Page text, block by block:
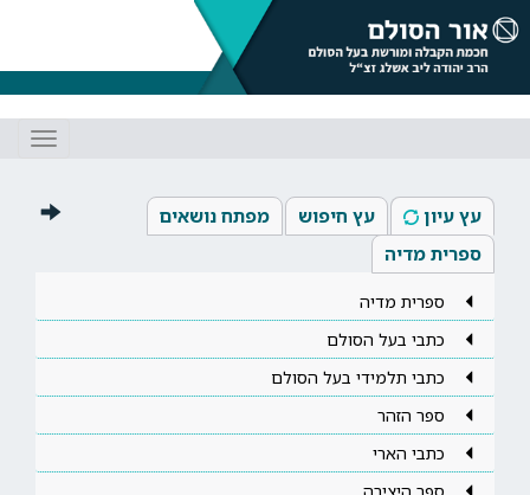
עץ עיון עץ חיפוש
מפתח נושאים
ספרית מדיה
ספרית מדיה
כתבי בעל הסולם
כתבי תלמידי בעל הסולם
ספר הזהר
כתבי הארי